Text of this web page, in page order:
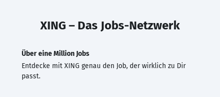
XING – Das Jobs-Netzwerk
Über eine Million Jobs
Entdecke mit XING genau den Job, der wirklich zu Dir
passt.